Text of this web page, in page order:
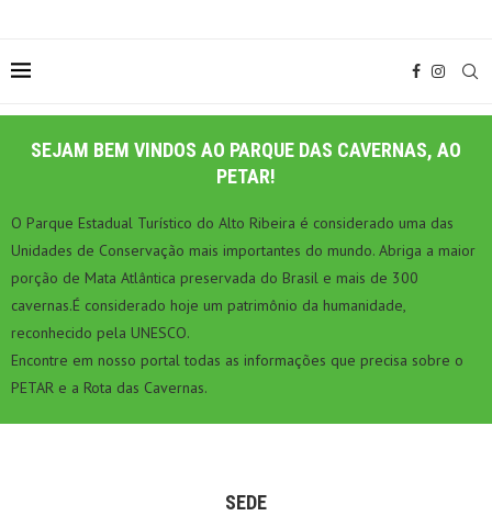
SEJAM BEM VINDOS AO PARQUE DAS CAVERNAS, AO
PETAR!
O Parque Estadual Turístico do Alto Ribeira é considerado uma das
Unidades de Conservação mais importantes do mundo. Abriga a maior
porção de Mata Atlântica preservada do Brasil e mais de 300
cavernas.É considerado hoje um patrimônio da humanidade,
reconhecido pela UNESCO.
Encontre em nosso portal todas as informações que precisa sobre o
PETAR e a Rota das Cavernas.
SEDE